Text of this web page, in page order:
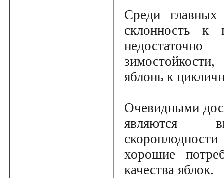
Среди главных
склонность к
яблонь к
Очевидными
являются
хорошие
качества яблок.